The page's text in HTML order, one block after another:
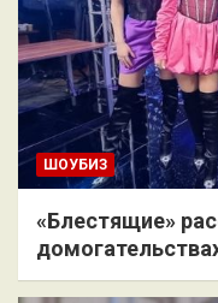
ШОУБИЗ
«Блестящие»